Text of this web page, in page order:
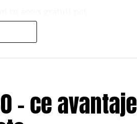
Adresa de contact
– ce avantaje